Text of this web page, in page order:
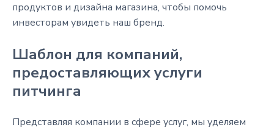
продуктов и дизайна магазина, чтобы помочь
инвесторам увидеть наш бренд.
Шаблон для компаний,
предоставляющих услуги
питчинга
Представляя компании в сфере услуг, мы уделяем